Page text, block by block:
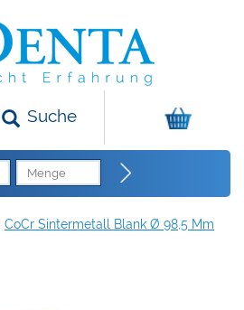
Suche
CoCr Sintermetall Blank Ø 98,5 Mm